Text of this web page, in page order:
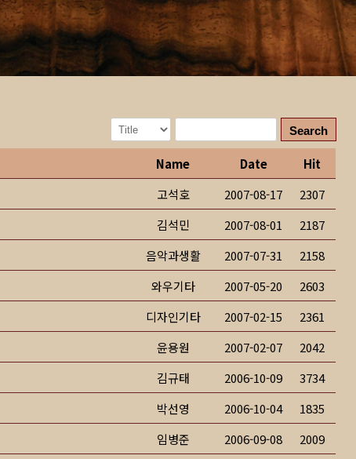
Search
Name Date
Hit
고석호 2007-08-17
2307
김석민 2007-08-01
2187
음악과생활 2007-07-31
2158
와우기타 2007-05-20
2603
디자인기타 2007-02-15
2361
윤용원 2007-02-07
2042
김규태 2006-10-09
3734
박선영 2006-10-04
1835
임병준 2006-09-08
2009